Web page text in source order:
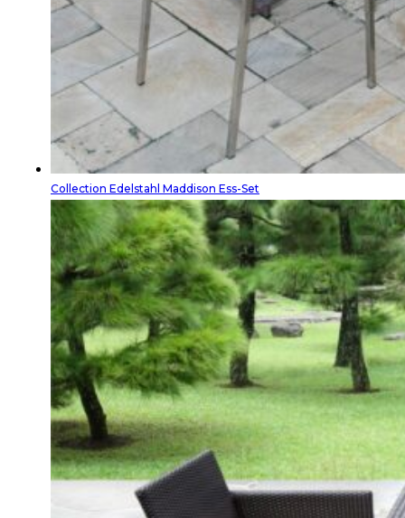
Collection Edelstahl Maddison Ess-Set